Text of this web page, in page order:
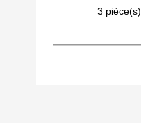
3 pièce(s)